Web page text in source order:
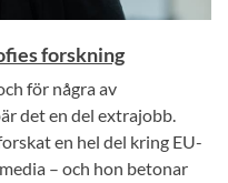
forskning
för några av
det en del extrajobb.
en hel del kring EU-
– och hon betonar